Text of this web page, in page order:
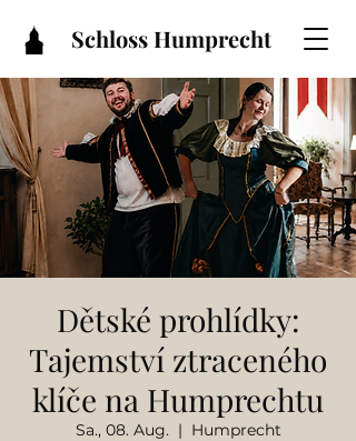
Schloss Humprecht
Dětské prohlídky:
Tajemství ztraceného
klíče na Humprechtu
Sa., 08. Aug.
  |
Humprecht